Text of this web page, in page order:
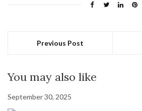
Previous Post
You may also like
September 30, 2025